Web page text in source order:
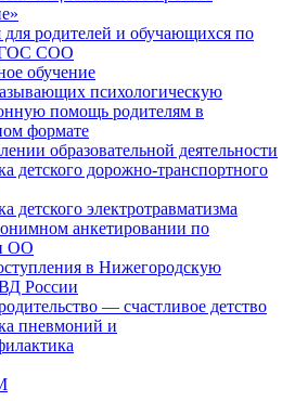
родителей и обучающихся по
СОО
обучение
психологическую
помощь родителям в
формате
образовательной деятельности
детского дорожно-транспортного
детского электротравматизма
анкетировании по
ОО
в Нижегородскую
России
— счастливое детство
пневмоний и